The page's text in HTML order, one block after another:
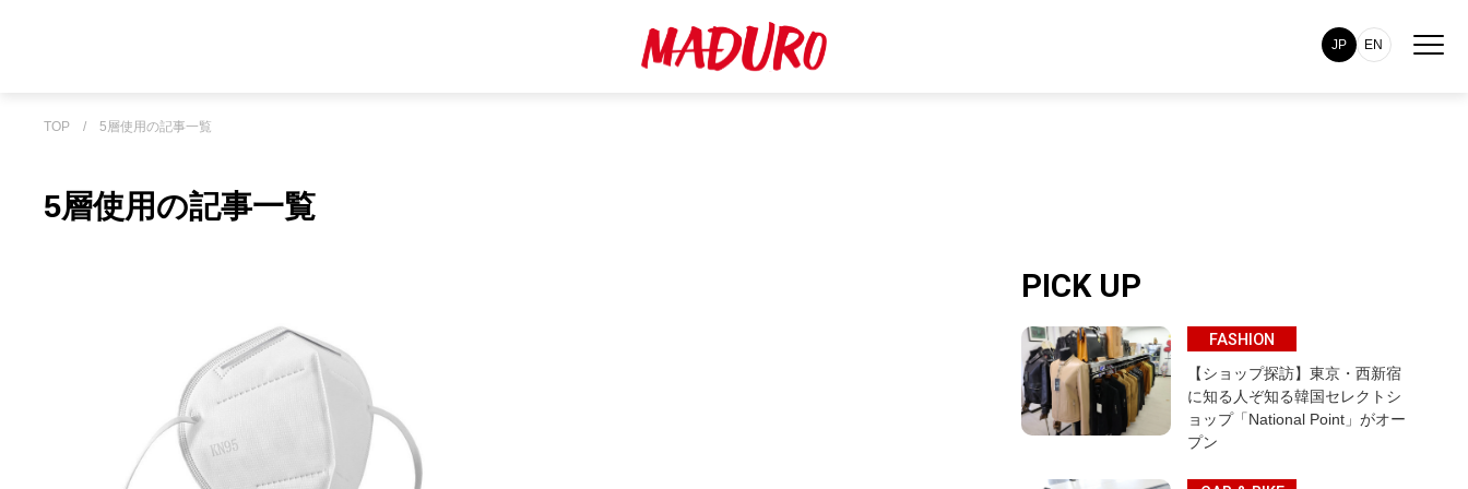
JP EN
TOP / 5層使用の記事一覧
5層使用の記事一覧
PICK UP
FASHION
【ショップ探訪】東京・西新宿
に知る人ぞ知る韓国セレクトシ
ョップ「National Point」がオー
プン